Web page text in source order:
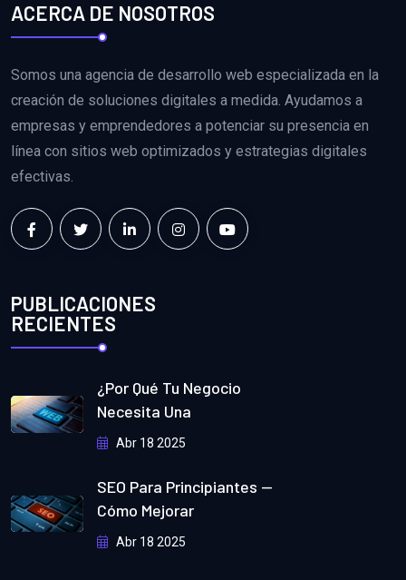
ACERCA DE NOSOTROS
Somos una agencia de desarrollo web especializada en la
creación de soluciones digitales a medida. Ayudamos a
empresas y emprendedores a potenciar su presencia en
línea con sitios web optimizados y estrategias digitales
efectivas.
PUBLICACIONES
RECIENTES
¿Por Qué Tu Negocio
Necesita Una
Abr 18 2025
SEO Para Principiantes —
Cómo Mejorar
Abr 18 2025